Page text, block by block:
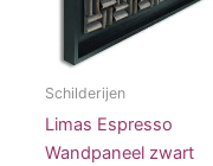
Schilderijen
Limas Espresso
Wandpaneel zwart